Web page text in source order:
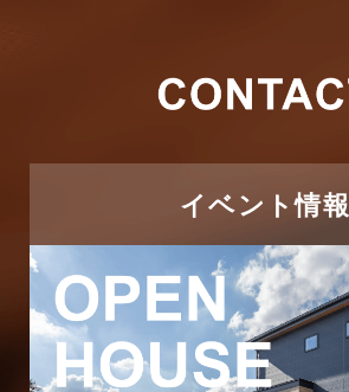
つくばエクスプレス線
ピアラシティ店-ブログ
ブログ
マンション経営活用事例
2025年11月
2025年10月
2025年9月
イベント情報